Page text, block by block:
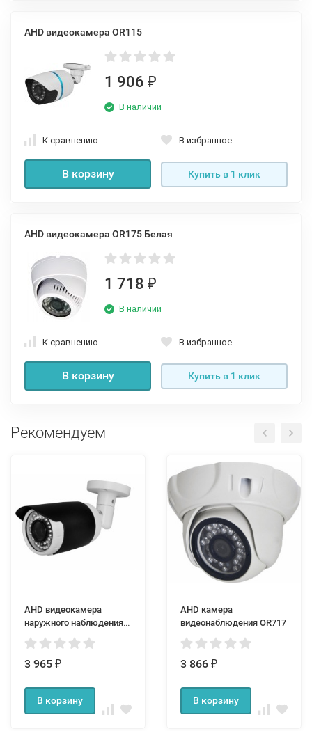
AHD видеокамера OR115
1 906 ₽
В наличии
К сравнению В избранное
В корзину Купить в 1 клик
AHD видеокамера OR175 Белая
1 718 ₽
В наличии
К сравнению В избранное
В корзину Купить в 1 клик
Рекомендуем
AHD видеокамера
наружного наблюдения
OR718
3 965 ₽
В корзину
AHD камера
видеонаблюдения OR717
3 866 ₽
В корзину